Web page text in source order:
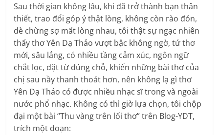
Sau thời gian không lâu, khi đã trở thành bạn thân
thiết, trao đổi góp ý thật lòng, không còn rào đón,
dè chừng sợ mất lòng nhau, tôi thật sự ngạc nhiên
thấy thơ Yên Dạ Thảo vượt bậc không ngờ, tứ thơ
mới, sâu lắng, có nhiều tầng cảm xúc, ngôn ngữ
chắt lọc, đặt từ đúng chỗ, khiến những bài thơ của
chị sau nầy thanh thoát hơn, nên không lạ gì thơ
Yên Dạ Thảo có được nhiều nhạc sĩ trong và ngoài
nước phổ nhạc. Không có thì giờ lựa chọn, tôi chộp
đại một bài “Thu vàng trên lối thơ” trên Blog-YDT,
trích một đoạn: